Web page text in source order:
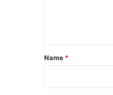
*
Name *